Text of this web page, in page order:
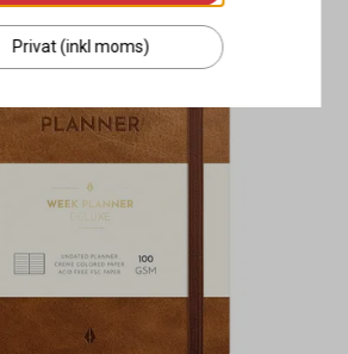
Privat (inkl moms)